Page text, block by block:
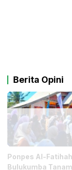
Berita Opini
Ponpes Al-Fatihah
Bulukumba